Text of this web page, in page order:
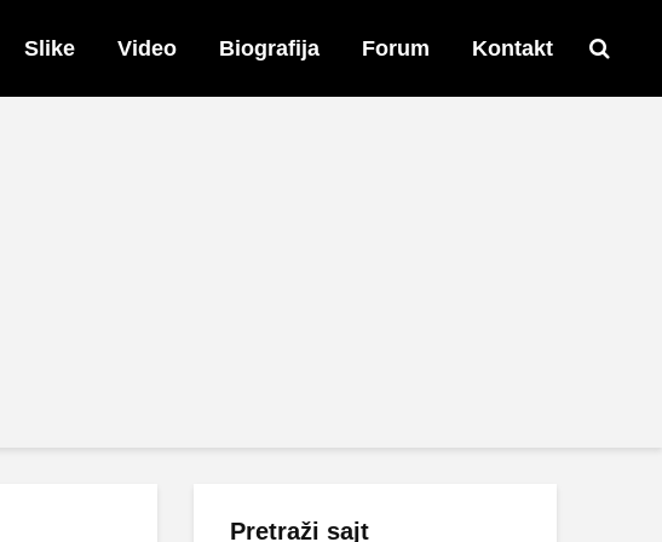
Slike Video Biografija Forum Kontakt
Pretraži sajt